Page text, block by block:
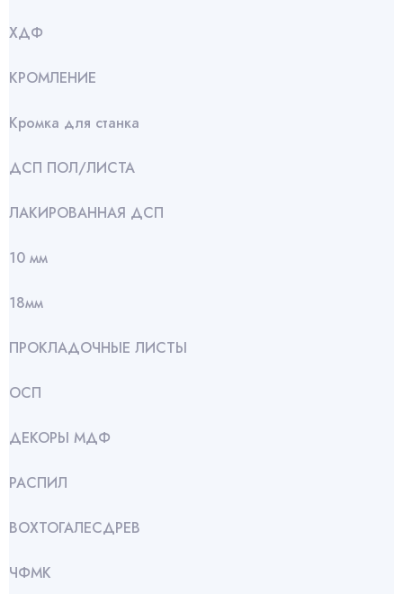
ХДФ
КРОМЛЕНИЕ
Кромка для станка
ДСП ПОЛ/ЛИСТА
ЛАКИРОВАННАЯ ДСП
10 мм
18мм
ПРОКЛАДОЧНЫЕ ЛИСТЫ
ОСП
ДЕКОРЫ МДФ
РАСПИЛ
ВОХТОГАЛЕСДРЕВ
ЧФМК